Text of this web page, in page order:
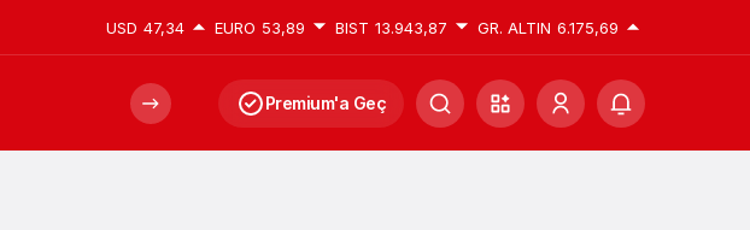
USD 47,34 EURO 53,89 BIST 13.943,87 GR. ALTIN 6.175,69
Premium'a Geç